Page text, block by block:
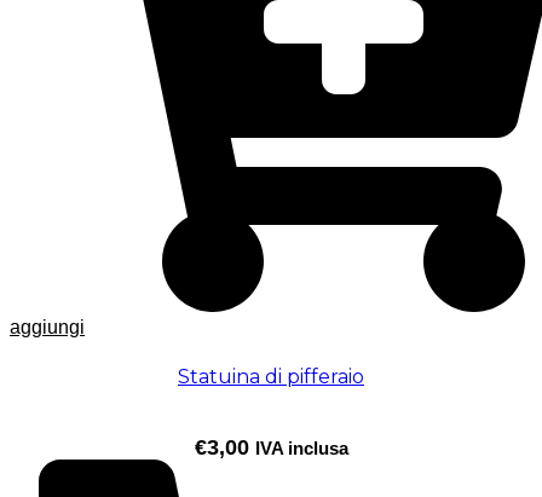
aggiungi
Statuina di pifferaio
€3,00 IVA inclusa